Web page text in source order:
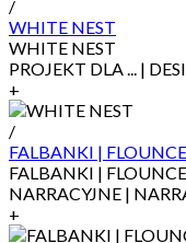
/
WHITE NEST
WHITE NEST
PROJEKT DLA ... |
+
/
FALBANKI |
FALBANKI |
NARRACYJNE |
+